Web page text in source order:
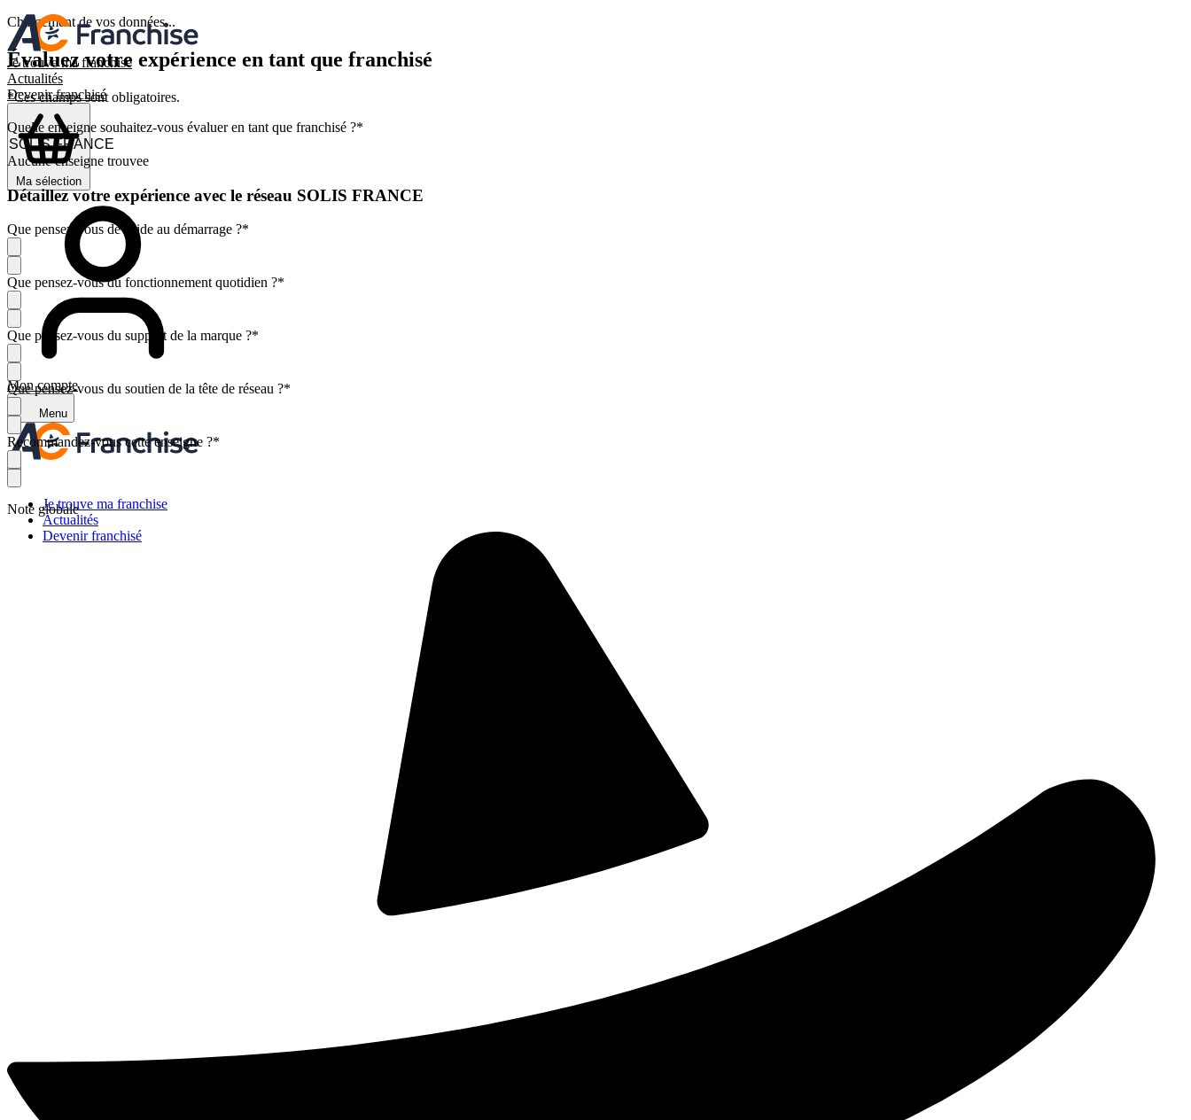
Je trouve ma franchise
Actualités
Devenir franchisé
Ma sélection
Mon compte
Menu
Je trouve ma franchise
Actualités
Devenir franchisé
Chargement de vos données...
Évaluez votre expérience en tant que franchisé
*Ces champs sont obligatoires.
Quelle enseigne souhaitez-vous évaluer en tant que franchisé ?*
Aucune enseigne trouvee
Détaillez votre expérience avec le réseau SOLIS FRANCE
Que pensez-vous de l'aide au démarrage ?*
Que pensez-vous du fonctionnement quotidien ?*
Que pensez-vous du support de la marque ?*
Que pensez-vous du soutien de la tête de réseau ?*
Recommandez-vous cette enseigne ?*
Note globale